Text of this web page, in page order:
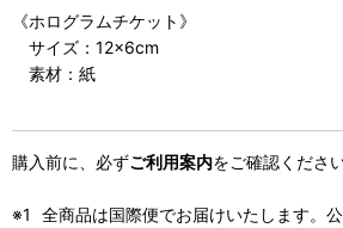
《ホログラムチケット》
サイズ：12×6cm
素材：紙
購入前に、必ずご利用案内をご確認ください
全商品は国際便でお届けいたします。